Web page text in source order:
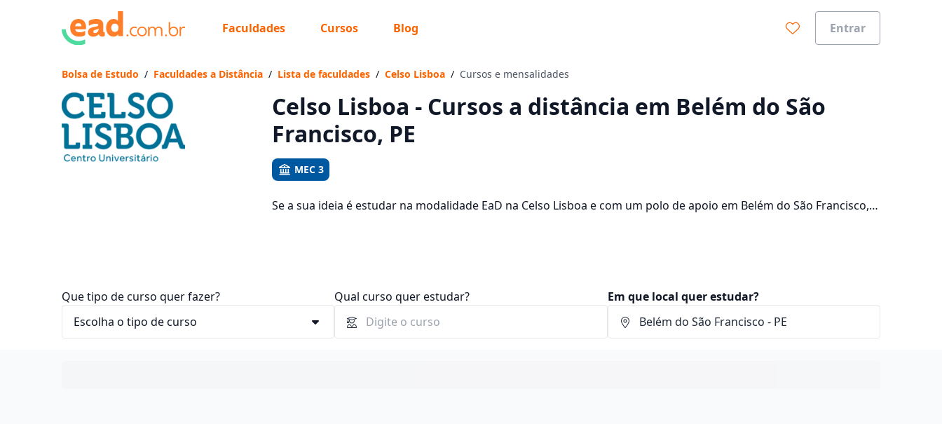
Faculdades Cursos Blog Entrar
Vamos te guiar no caminho ideal para seus estudos
Bolsa de Estudo / Faculdades a Distância / Lista de faculdades / Celso Lisboa / Cursos e mensalidades
Celso Lisboa - Cursos a distância em Belém do São
Francisco, PE
MEC 3
Se a sua ideia é estudar na modalidade EaD na Celso Lisboa e com um polo de apoio em Belém do São Francisco,
Que tipo de curso quer fazer? Qual curso quer estudar? Em que local quer estudar?